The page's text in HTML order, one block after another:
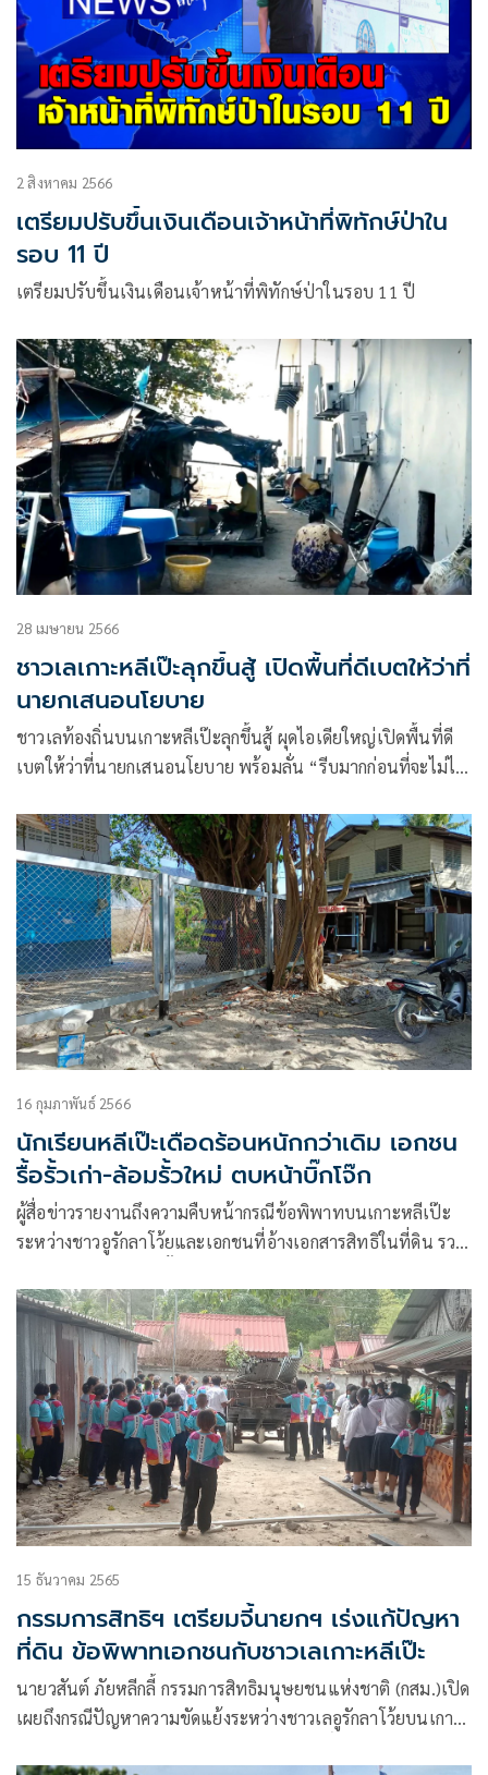
2 สิงหาคม 2566
เตรียมปรับขึ้นเงินเดือนเจ้าหน้าที่พิทักษ์ป่าใน
รอบ 11 ปี
เตรียมปรับขึ้นเงินเดือนเจ้าหน้าที่พิทักษ์ป่าในรอบ 11 ปี
28 เมษายน 2566
ชาวเลเกาะหลีเป๊ะลุกขึ้นสู้ เปิดพื้นที่ดีเบตให้ว่าที่
นายกเสนอนโยบาย
ชาวเลท้องถิ่นบนเกาะหลีเป๊ะลุกขึ้นสู้ ผุดไอเดียใหญ่เปิดพื้นที่ดี
เบตให้ว่าที่นายกเสนอนโยบาย พร้อมลั่น “รีบมากก่อนที่จะไม่ได้
16 กุมภาพันธ์ 2566
นักเรียนหลีเป๊ะเดือดร้อนหนักกว่าเดิม เอกชน
รื้อรั้วเก่า-ล้อมรั้วใหม่ ตบหน้าบิ๊กโจ๊ก
ผู้สื่อข่าวรายงานถึงความคืบหน้ากรณีข้อพิพาทบนเกาะหลีเป๊ะ
ระหว่างชาวอูรักลาโว้ยและเอกชนที่อ้างเอกสารสิทธิในที่ดิน รวม
เกาะหลีเป๊ะ ซึ่งนายกรัฐมนตรีได้แต่งตั้งคณะกรรมแก้ไขปัญหา
15 ธันวาคม 2565
กรรมการสิทธิฯ เตรียมจี้นายกฯ เร่งแก้ปัญหา
ที่ดิน ข้อพิพาทเอกชนกับชาวเลเกาะหลีเป๊ะ
นายวสันต์ ภัยหลีกลี้ กรรมการสิทธิมนุษยชนแห่งชาติ (กสม.)​เปิด
เผยถึงกรณีปัญหาความขัดแย้งระหว่างชาวเลอูรักลาโว้ยบนเกาะ